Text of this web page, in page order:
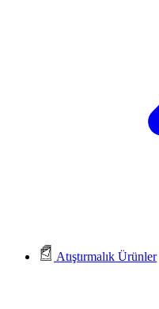
Atıştırmalık Ürünler